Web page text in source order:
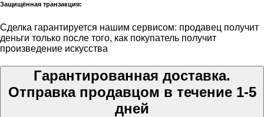
Защищённая транзакция:
Сделка гарантируется нашим сервисом: продавец получит
деньги только после того, как покупатель получит
произведение искусства
Гарантированная доставка.
Отправка продавцом в течение 1-5
дней